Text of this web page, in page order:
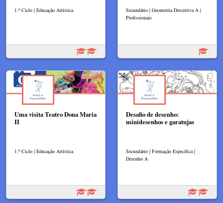
1.º Ciclo | Educação Artística
Secundário | Geometria Descritiva A |
Profissionais
Uma visita Teatro Dona Maria
II
1.º Ciclo | Educação Artística
Desafio de desenho:
minidesenhos e garatujas
Secundário | Formação Específica |
Desenho A